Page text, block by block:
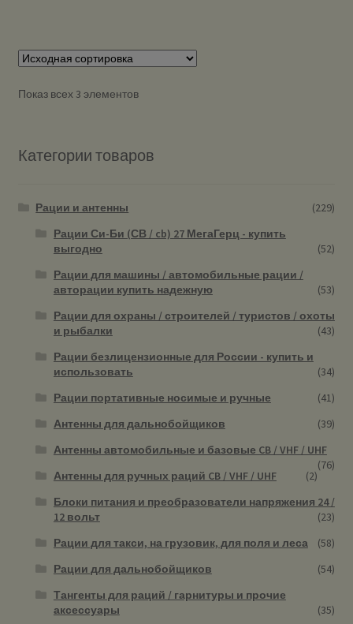
Показ всех 3 элементов
Категории товаров
Рации и антенны
(229)
Рации Си-Би (СВ / cb) 27 МегаГерц - купить
выгодно
(52)
Рации для машины / автомобильные рации /
авторации купить надежную
(53)
Рации для охраны / строителей / туристов / охоты
и рыбалки
(43)
Рации безлицензионные для России - купить и
использовать
(34)
Рации портативные носимые и ручные
(41)
Антенны для дальнобойщиков
(39)
Антенны автомобильные и базовые CB / VHF / UHF
(76)
Антенны для ручных раций CB / VHF / UHF
(2)
Блоки питания и преобразователи напряжения 24 /
12 вольт
(23)
Рации для такси, на грузовик, для поля и леса
(58)
Рации для дальнобойщиков
(54)
Тангенты для раций / гарнитуры и прочие
аксессуары
(35)